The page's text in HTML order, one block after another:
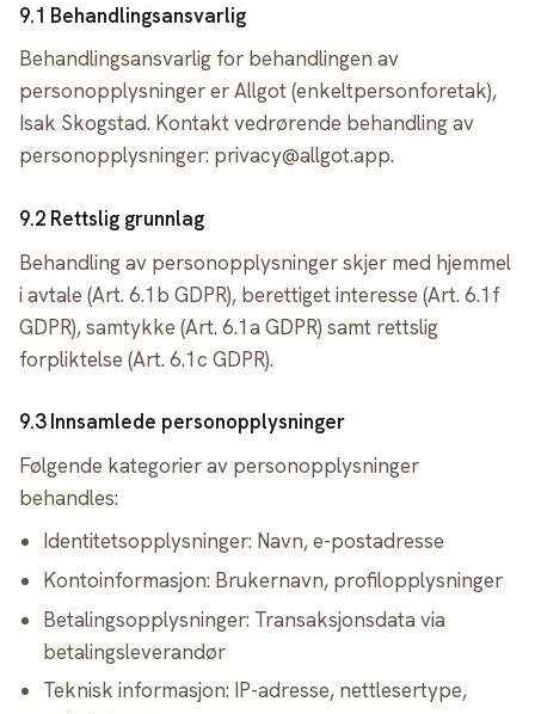
9.1 Behandlingsansvarlig
Behandlingsansvarlig for behandlingen av
personopplysninger er Allgot (enkeltpersonforetak),
Isak Skogstad. Kontakt vedrørende behandling av
personopplysninger: privacy@allgot.app.
9.2 Rettslig grunnlag
Behandling av personopplysninger skjer med hjemmel
i avtale (Art. 6.1b GDPR), berettiget interesse (Art. 6.1f
GDPR), samtykke (Art. 6.1a GDPR) samt rettslig
forpliktelse (Art. 6.1c GDPR).
9.3 Innsamlede personopplysninger
Følgende kategorier av personopplysninger
behandles:
Identitetsopplysninger: Navn, e-postadresse
Kontoinformasjon: Brukernavn, profilopplysninger
Betalingsopplysninger: Transaksjonsdata via
betalingsleverandør
Teknisk informasjon: IP-adresse, nettlesertype,